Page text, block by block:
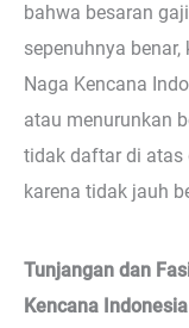
bahwa besaran
sepenuhnya
Naga Kencana
atau menurunkan
tidak daftar di atas
karena tidak jauh
Tunjangan dan
Kencana Indonesia